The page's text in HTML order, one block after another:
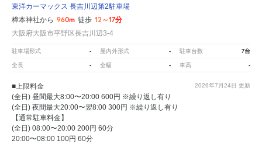
東洋カーマックス 長吉川辺第2駐車場
樟本神社から 960m 徒歩 12～17分
大阪府大阪市平野区長吉川辺3-4
駐車場形式 - 屋内外形式 - 駐車台数 7台
全長 - 全幅 - 車高 -
2026年7月24日 更新
■上限料金
(全日) 昼間最大8:00〜20:00 600円 ※繰り返し有り
(全日) 夜間最大20:00〜翌8:00 300円 ※繰り返し有り
【通常駐車料金】
(全日) 08:00〜20:00 200円 60分
20:00〜08:00 100円 60分